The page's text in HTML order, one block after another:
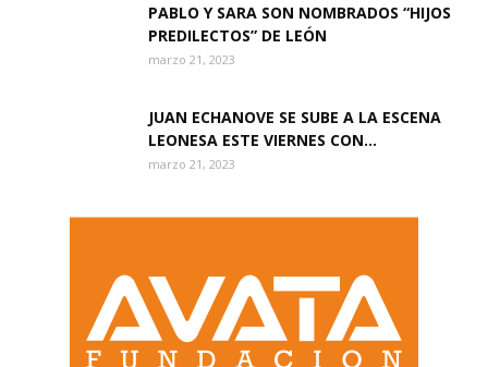
PABLO Y SARA SON NOMBRADOS “HIJOS
PREDILECTOS” DE LEÓN
marzo 21, 2023
JUAN ECHANOVE SE SUBE A LA ESCENA
LEONESA ESTE VIERNES CON...
marzo 21, 2023